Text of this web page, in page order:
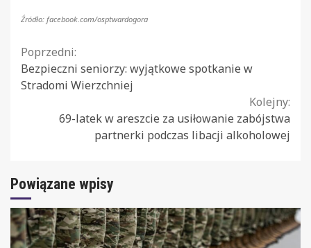
Źródło: facebook.com/osptwardogora
Continue
Reading
Poprzedni:
Bezpieczni seniorzy: wyjątkowe spotkanie w
Stradomi Wierzchniej
Kolejny:
69-latek w areszcie za usiłowanie zabójstwa
partnerki podczas libacji alkoholowej
Powiązane wpisy